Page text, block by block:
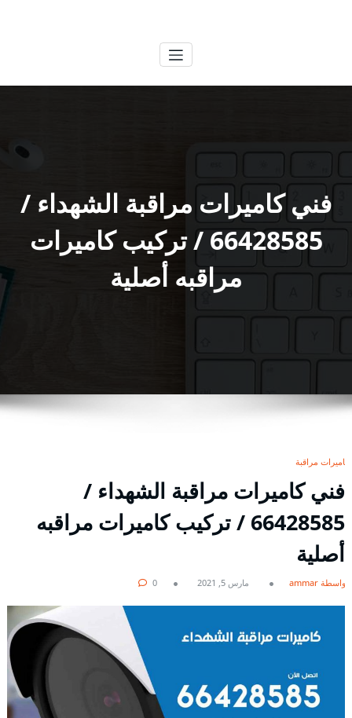
فني كاميرات مراقبة الشهداء /
66428585 / تركيب كاميرات
مراقبه أصلية
كاميرات مراقبة
فني كاميرات مراقبة الشهداء /
66428585 / تركيب كاميرات مراقبه
أصلية
بواسطة ammar مارس 5, 2021 0